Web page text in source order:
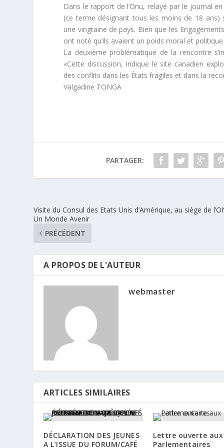
Dans le rapport de l’Onu, relayé par le journal
(ce terme désignant tous les moins de 18
une vingtaine de pays. Bien que les
ont noté qu’ils avaient un poids moral et
La deuxième problématique de la rencontre
«Cette discussion, indique le site canadien
des conflits dans les États fragiles et dans la
Valgadine TONGA
PARTAGER:
Visite du Consul des Etats Unis d’Amérique, au siège de
Un Monde Avenir
PRÉCÉDENT
A PROPOS DE L'AUTEUR
webmaster
ARTICLES SIMILAIRES
DÉCLARATION DES JEUNES
A L’ISSUE DU FORUM/CAFÉ
Lettre ouverte aux
Parlementaires